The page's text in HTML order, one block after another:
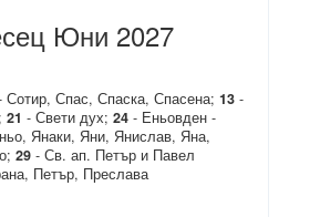
Юни 2027
Спас, Спаска, Спасена; 13-
21 - Свети дух; 24- Еньовден -
Янаки, Яни, Янислав, Яна,
29- Св. ап. Петър и Павел
Петър, Преслава